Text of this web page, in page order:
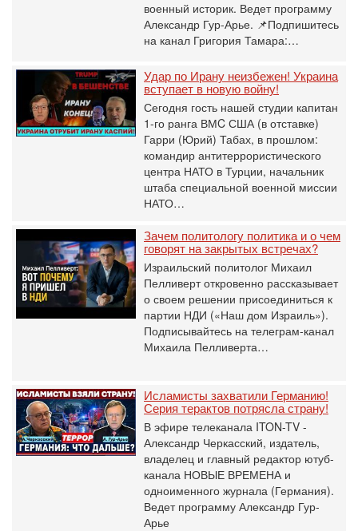
военный историк. Ведет программу
Александр Гур-Арье. 📌Подпишитесь
на канал Григория Тамара:…
Удар по Ирану неизбежен! Украина
вступает в новую войну!
Сегодня гость нашей студии капитан
1-го ранга ВМC США (в отставке)
Гарри (Юрий) Табах, в прошлом:
командир антитеррористического
центра НАТО в Турции, начальник
штаба специальной военной миссии
НАТО…
Зачем политологу политика и о чем
говорят на закрытых встречах?
Израильский политолог Михаил
Пелливерт откровенно рассказывает
о своем решении присоединиться к
партии НДИ («Наш дом Израиль»).
Подписывайтесь на телеграм-канал
Михаила Пелливерта…
Исламисты захватили Германию!
Серия терактов потрясла страну!
В эфире телеканала ITON-TV -
Александр Черкасский, издатель,
владелец и главный редактор ютуб-
канала НОВЫЕ ВРЕМЕНА и
одноименного журнала (Германия).
Ведет программу Александр Гур-
Арье